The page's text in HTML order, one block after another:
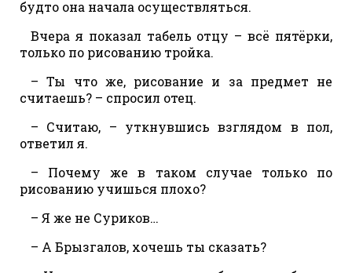
будто она начала осуществляться.
Вчера я показал табель отцу – всё пятёрки,
только по рисованию тройка.
– Ты что же, рисование и за предмет не
считаешь? – спросил отец.
– Считаю, – уткнувшись взглядом в пол,
ответил я.
– Почему же в таком случае только по
рисованию учишься плохо?
– Я же не Суриков…
– А Брызгалов, хочешь ты сказать?